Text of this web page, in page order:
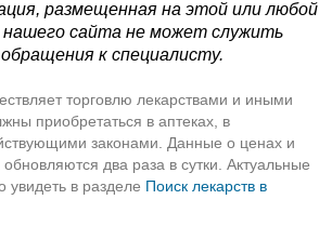
размещенная на этой или любой
нашего сайта не может служить
к специалисту.
торговлю лекарствами и иными
приобретаться в аптеках, в
законами. Данные о ценах и
два раза в сутки. Актуальные
увидеть в разделе Поиск лекарств в